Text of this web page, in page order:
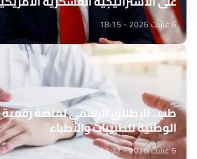
6 غشت 2026 - 18:15
طب.. الإطلاق الرسمي لمنصة رقمية
الوطنية للطبيبات والأطباء
6 غشت 2026 - 17:32